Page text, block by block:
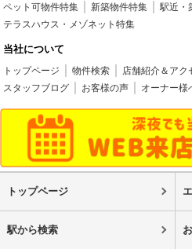
ペット可物件特集 新築物件特集 駅近・
テラスハウス・メゾネット特集
当社について
トップページ 物件検索 店舗紹介＆アク
スタッフブログ
お客様の声 オーナー様
トップページ
駅から検索